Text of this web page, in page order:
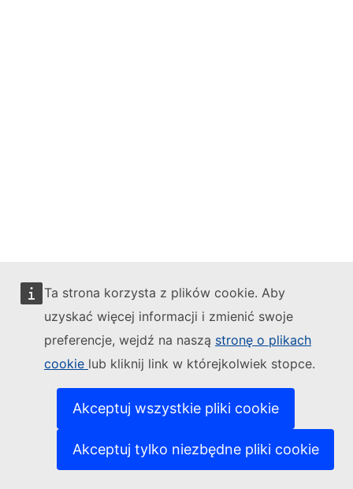
Ta strona korzysta z plików cookie. Aby
uzyskać więcej informacji i zmienić swoje
preferencje, wejdź na naszą stronę o plikach
cookie lub kliknij link w którejkolwiek stopce.
Akceptuj wszystkie pliki cookie
Akceptuj tylko niezbędne pliki cookie